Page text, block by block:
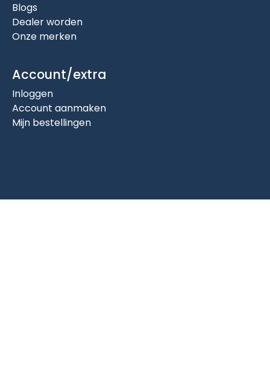
Blogs
Dealer worden
Onze merken
Account/extra
Inloggen
Account aanmaken
Mijn bestellingen